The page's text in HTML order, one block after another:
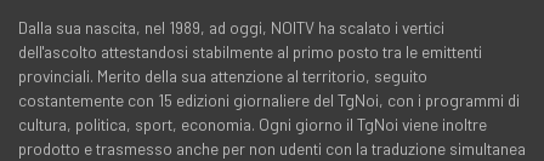
Dalla sua nascita, nel 1989, ad oggi, NOITV ha scalato i vertici
dell'ascolto attestandosi stabilmente al primo posto tra le emittenti
provinciali. Merito della sua attenzione al territorio, seguito
costantemente con 15 edizioni giornaliere del TgNoi, con i programmi di
cultura, politica, sport, economia. Ogni giorno il TgNoi viene inoltre
prodotto e trasmesso anche per non udenti con la traduzione simultanea